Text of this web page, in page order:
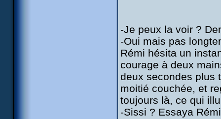
-Je peux la voir ?
-Oui mais pas
Rémi hésita un
courage à deux
deux secondes plus
moitié couchée, et
toujours là, ce qui
-Sissi ? Essaya Rémi